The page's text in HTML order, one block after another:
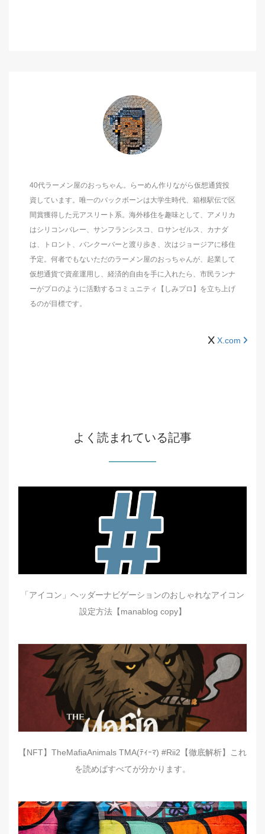
40代ラーメン屋のおっちゃん。らーめん作りながら仮想通貨投
資しています。唯一のバックボーンは大学生時代、箱根駅伝で区
間賞獲得した元アスリート系。海外移住を趣味として、アメリカ
はシリコンバレー、サンフランシスコ、ロサンゼルス、カナダ
は、トロント、バンクーバーと渡り歩き、次はジョージアに移住
予定。何者でもないただのラーメン屋のおっちゃんが、起業して
仮想通貨で資産運用し、経済的自由を手に入れたら、市民ランナ
ーがプロのように活動するコミュニティ【しみプロ】を立ち上げ
るのが目標です。
X.com
よく読まれている記事
「アイコン」ヘッダーナビゲーションのおしゃれなアイコン
設定方法【manablog copy】
【NFT】TheMafiaAnimals TMA(ﾃｨｰﾏ) #Rii2【徹底解析】これ
を読めばすべてが分かります。